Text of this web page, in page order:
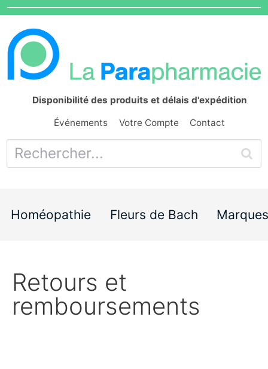
Disponibilité des produits et délais d'expédition
Événements Votre Compte Contact
Homéopathie Fleurs de Bach Marques
Retours et
remboursements